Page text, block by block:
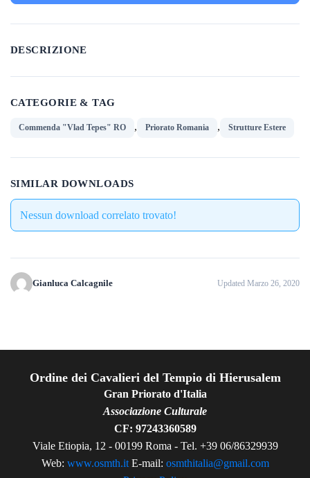
DESCRIZIONE
CATEGORIE & TAG
Commenda "Vlad Tepes" RO , Priorato Romania , Strutture Estere
SIMILAR DOWNLOADS
Nessun download correlato trovato!
Gianluca Calcagnile Updated Marzo 26, 2020
Ordine dei Cavalieri del Tempio di Hierusalem
Gran Priorato d'Italia
Associazione Culturale
CF: 97243360589
Viale Etiopia, 12 - 00199 Roma - Tel. +39 06/86329939
Web: www.osmth.itE-mail: osmthitalia@gmail.com